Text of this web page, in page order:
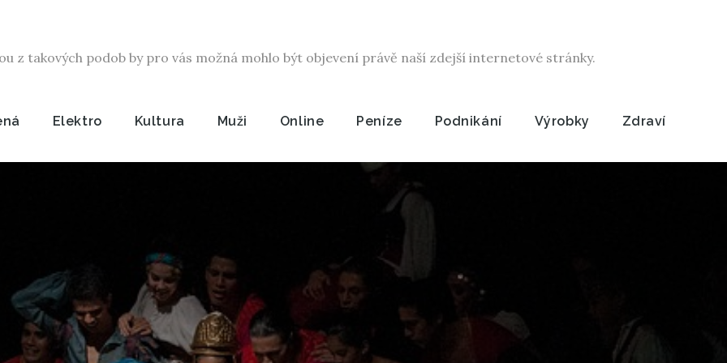
z takových podob by pro vás možná mohlo být objevení právě naší zdejší internetové stránky.
Elektro Kultura Muži Online Peníze Podnikání Výrobky Zdraví